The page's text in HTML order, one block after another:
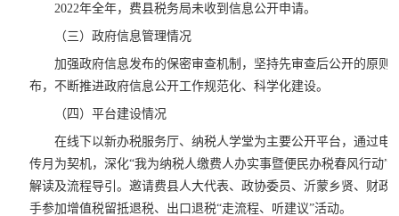
2022年全年，费县税务局未收到信息公开申请。
（三）政府信息管理情况
加强政府信息发布的保密审查机制，坚持先审查后公开的原则
布，不断推进政府信息公开工作规范化、科学化建设。
（四）平台建设情况
在线下以新办税服务厅、纳税人学堂为主要公开平台，通过电
传月为契机，深化“我为纳税人缴费人办实事暨便民办税春风行动”
解读及流程导引。邀请费县人大代表、政协委员、沂蒙乡贤、财政
手参加增值税留抵退税、出口退税“走流程、听建议”活动。